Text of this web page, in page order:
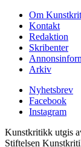
Om
Kontakt
Redaktion
Skribenter
Arkiv
Nyhetsbrev
Facebook
Instagram
Kunstkritikk utgis
Stiftelsen